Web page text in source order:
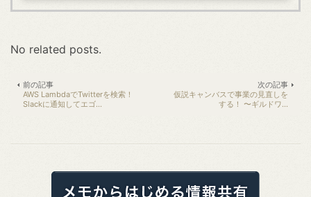
No related posts.
前の記事
AWS LambdaでTwitterを検索！
Slackに通知してエゴ...
次の記事
仮説キャンバスで事業の見直しを
する！ 〜ギルドワ...